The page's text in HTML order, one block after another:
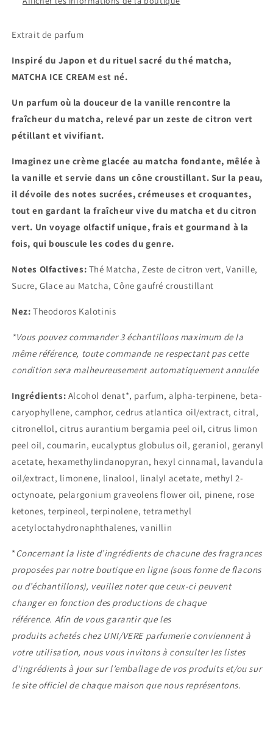
Extrait de parfum
Inspiré du Japon et du rituel sacré du thé matcha,
MATCHA ICE CREAM est né.
Un parfum où la douceur de la vanille rencontre la
fraîcheur du matcha, relevé par un zeste de citron vert
pétillant et vivifiant.
Imaginez une crème glacée au matcha fondante, mêlée à
la vanille et servie dans un cône croustillant. Sur la peau,
il dévoile des notes sucrées, crémeuses et croquantes,
tout en gardant la fraîcheur vive du matcha et du citron
vert. Un voyage olfactif unique, frais et gourmand à la
fois, qui bouscule les codes du genre.
Notes Olfactives: Thé Matcha, Zeste de citron vert, Vanille,
Sucre, Glace au Matcha, Cône gaufré croustillant
Nez: Theodoros Kalotinis
*Vous pouvez commander 3 échantillons maximum de la
même référence, toute commande ne respectant pas cette
condition sera malheureusement automatiquement annulée
Ingrédients: Alcohol denat*, parfum, alpha-terpinene, beta-
caryophyllene, camphor, cedrus atlantica oil/extract, citral,
citronellol, citrus aurantium bergamia peel oil, citrus limon
peel oil, coumarin, eucalyptus globulus oil, geraniol, geranyl
acetate, hexamethylindanopyran, hexyl cinnamal, lavandula
oil/extract, limonene, linalool, linalyl acetate, methyl 2-
octynoate, pelargonium graveolens flower oil, pinene, rose
ketones, terpineol, terpinolene, tetramethyl
acetyloctahydronaphthalenes, vanillin
*Concernantla liste d’ingrédients de chacune des fragrances
proposées par notre boutique en ligne (sous forme de flacons
ou d’échantillons), veuillez noter que ceux-ci peuvent
changer en fonction des productions de chaque
référence. Afin de vous garantir que les
produits achetés chez UNI/VEREparfumerie conviennent à
votre utilisation, nous vous invitons à consulter les listes
d’ingrédients à jour sur l’emballage de vos produits et/ou sur
le site officiel de chaque maison que nous représentons.